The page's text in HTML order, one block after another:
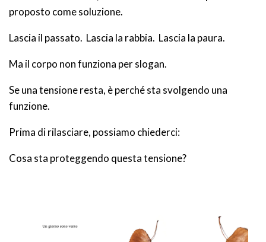
proposto come soluzione.
Lascia il passato. Lascia la rabbia. Lascia la paura.
Ma il corpo non funziona per slogan.
Se una tensione resta, è perché sta svolgendo una
funzione.
Prima di rilasciare, possiamo chiederci:
Cosa sta proteggendo questa tensione?